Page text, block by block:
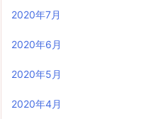
2020年7月
2020年6月
2020年5月
2020年4月